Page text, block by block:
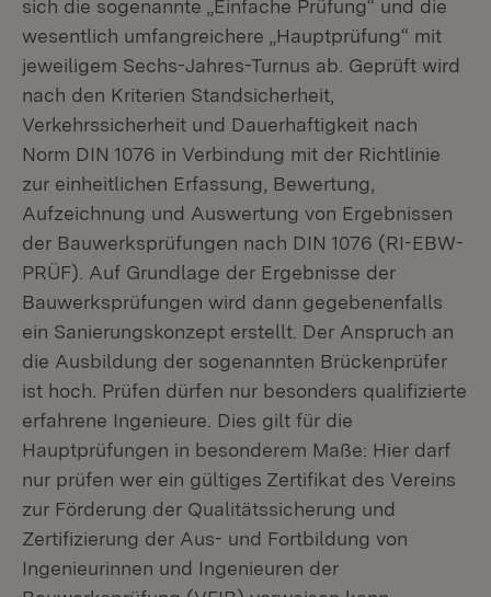
sich die sogenannte „Einfache Prüfung“ und die
wesentlich umfangreichere „Hauptprüfung“ mit
jeweiligem Sechs-Jahres-Turnus ab. Geprüft wird
nach den Kriterien Standsicherheit,
Verkehrssicherheit und Dauerhaftigkeit nach
Norm DIN 1076 in Verbindung mit der Richtlinie
zur einheitlichen Erfassung, Bewertung,
Aufzeichnung und Auswertung von Ergebnissen
der Bauwerksprüfungen nach DIN 1076 (RI-EBW-
PRÜF). Auf Grundlage der Ergebnisse der
Bauwerksprüfungen wird dann gegebenenfalls
ein Sanierungskonzept erstellt. Der Anspruch an
die Ausbildung der sogenannten Brückenprüfer
ist hoch. Prüfen dürfen nur besonders qualifizierte
erfahrene Ingenieure. Dies gilt für die
Hauptprüfungen in besonderem Maße: Hier darf
nur prüfen wer ein gültiges Zertifikat des Vereins
zur Förderung der Qualitätssicherung und
Zertifizierung der Aus- und Fortbildung von
Ingenieurinnen und Ingenieuren der